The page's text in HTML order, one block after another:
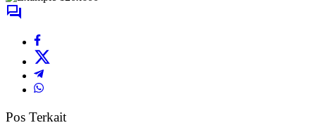
Pos Terkait